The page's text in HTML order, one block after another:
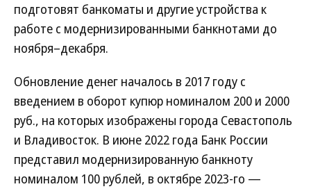
подготовят банкоматы и другие устройства к
работе с модернизированными банкнотами до
ноября–декабря.
Обновление денег началось в 2017 году с
введением в оборот купюр номиналом 200 и 2000
руб., на которых изображены города Севастополь
и Владивосток. В июне 2022 года Банк России
представил модернизированную банкноту
номиналом 100 рублей, в октябре 2023-го —